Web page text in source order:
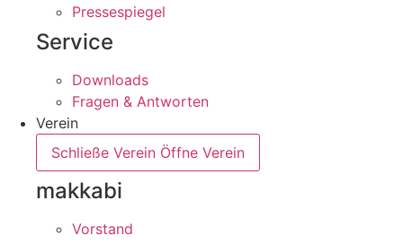
Pressespiegel
Service
Downloads
Fragen & Antworten
Verein
Schließe Verein Öffne Verein
makkabi
Vorstand